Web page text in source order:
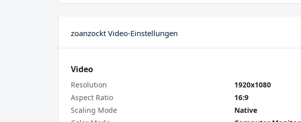
zoanzockt Video-Einstellungen
Video
Resolution
1920x1080
Aspect Ratio
16:9
Scaling Mode
Native